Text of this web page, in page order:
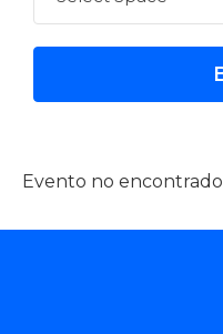
Evento no encontrado